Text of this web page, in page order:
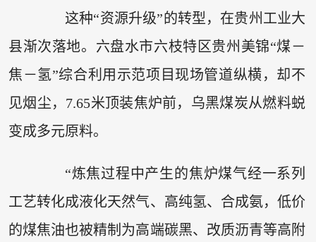
这种“资源升级”的转型，在贵州工业大
县渐次落地。六盘水市六枝特区贵州美锦“煤－
焦－氢”综合利用示范项目现场管道纵横，却不
见烟尘，7.65米顶装焦炉前，乌黑煤炭从燃料蜕
变成多元原料。
“炼焦过程中产生的焦炉煤气经一系列
工艺转化成液化天然气、高纯氢、合成氨，低价
的煤焦油也被精制为高端碳黑、改质沥青等高附